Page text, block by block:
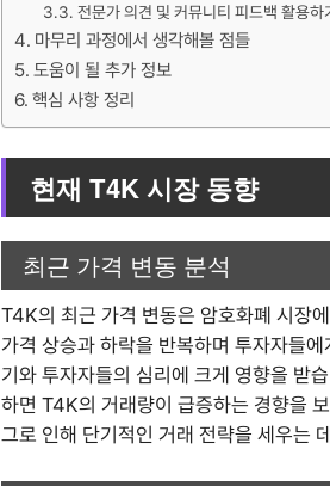
전문가 의견 및 커뮤니티 피드백 활용하
마무리 과정에서 생각해볼 점들
도움이 될 추가 정보
핵심 사항 정리
현재 T4K 시장 동향
최근 가격 변동 분석
T4K의 최근 가격 변동은 암호화폐 시장
가격 상승과 하락을 반복하며 투자자들
기와 투자자들의 심리에 크게 영향을 받
하면 T4K의 거래량이 급증하는 경향을
그로 인해 단기적인 거래 전략을 세우는